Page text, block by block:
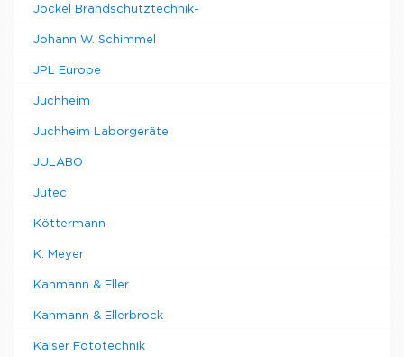
Jockel Brandschutztechnik-
Johann W. Schimmel
JPL Europe
Juchheim
Juchheim Laborgeräte
JULABO
Jutec
Köttermann
K. Meyer
Kahmann & Eller
Kahmann & Ellerbrock
Kaiser Fototechnik